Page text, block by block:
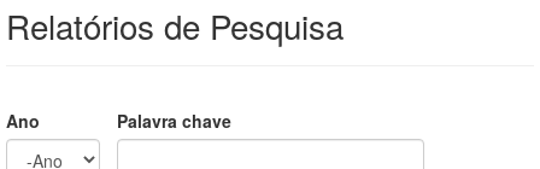
Relatórios de Pesquisa
Ano Palavra chave